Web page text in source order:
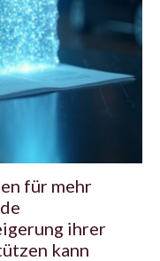
für mehr
ihrer
kann